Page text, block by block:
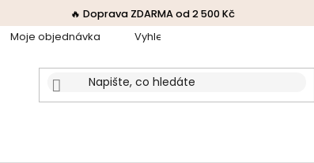
🔥 Doprava ZDARMA od 2 500 Kč
Moje objednávka Vyhledávač receptů